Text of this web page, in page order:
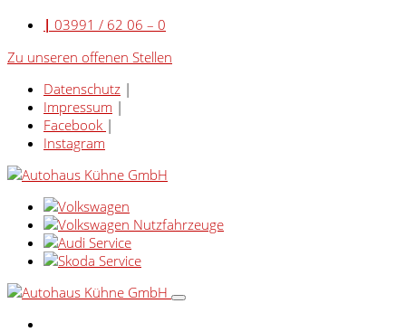
| 03991 / 62 06 – 0
Zu unseren offenen Stellen
Datenschutz |
Impressum |
Facebook |
Instagram